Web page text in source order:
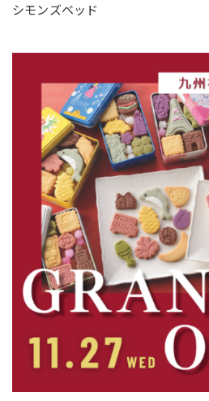
シモンズベッド